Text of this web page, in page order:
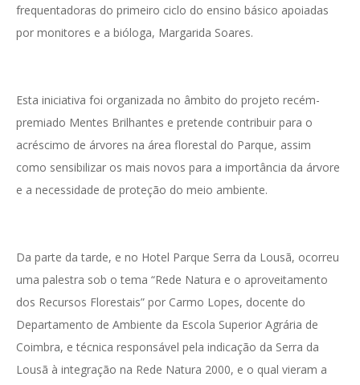
frequentadoras do primeiro ciclo do ensino básico apoiadas
por monitores e a bióloga, Margarida Soares.
Esta iniciativa foi organizada no âmbito do projeto recém-
premiado Mentes Brilhantes e pretende contribuir para o
acréscimo de árvores na área florestal do Parque, assim
como sensibilizar os mais novos para a importância da árvore
e a necessidade de proteção do meio ambiente.
Da parte da tarde, e no Hotel Parque Serra da Lousã, ocorreu
uma palestra sob o tema “Rede Natura e o aproveitamento
dos Recursos Florestais” por Carmo Lopes, docente do
Departamento de Ambiente da Escola Superior Agrária de
Coimbra, e técnica responsável pela indicação da Serra da
Lousã à integração na Rede Natura 2000, e o qual vieram a